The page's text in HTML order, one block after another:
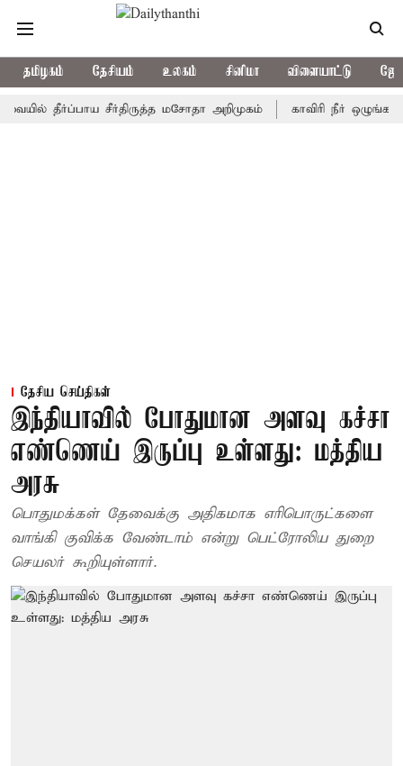
தமிழகம் தேசியம் உலகம் சினிமா விளையாட்டு
சீர்திருத்த மசோதா அறிமுகம் காவிரி நீர் ஒழுங்காற்று
தேசிய செய்திகள்
இந்தியாவில் போதுமான அளவு கச்சா
எண்ணெய் இருப்பு உள்ளது: மத்திய
அரசு
பொதுமக்கள் தேவைக்கு அதிகமாக எரிபொருட்களை
வாங்கி குவிக்க வேண்டாம் என்று பெட்ரோலிய துறை
செயலர் கூறியுள்ளார்.